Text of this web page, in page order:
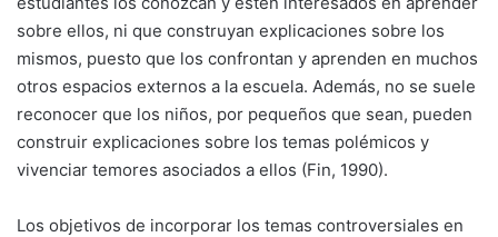
sobre ellos, ni que construyan explicaciones sobre los
mismos, puesto que los confrontan y aprenden en muchos
otros espacios externos a la escuela. Además, no se suele
reconocer que los niños, por pequeños que sean, pueden
construir explicaciones sobre los temas polémicos y
vivenciar temores asociados a ellos (Fin, 1990).
Los objetivos de incorporar los temas controversiales en